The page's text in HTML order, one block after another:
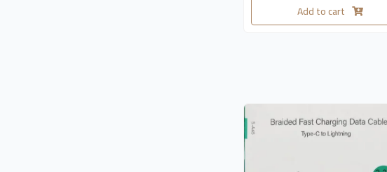
Add to cart